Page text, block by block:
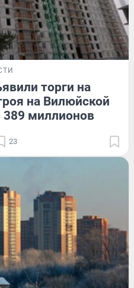
торги на
на Вилюйской
миллионов
23